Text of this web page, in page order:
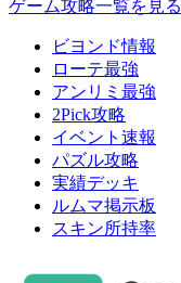
ゲーム攻略一覧を見る
ビヨンド情報
ローテ最強
アンリミ最強
2Pick攻略
イベント速報
パズル攻略
実績デッキ
ルムマ掲示板
スキン所持率